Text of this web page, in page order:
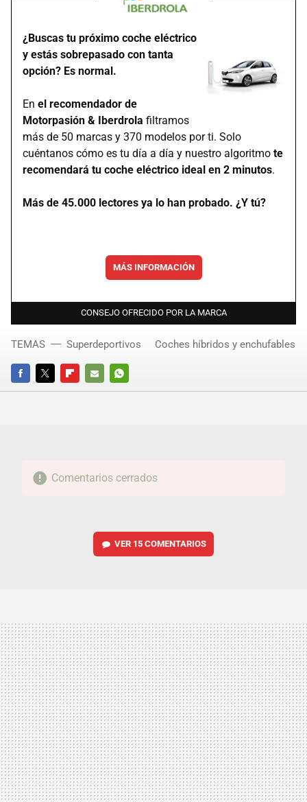
¿Buscas tu próximo coche eléctrico
y estás sobrepasado con tanta
opción? Es normal.
En el recomendador de
Motorpasión & Iberdrola filtramos
más de 50 marcas y 370 modelos por ti. Solo
cuéntanos cómo es tu día a día y nuestro algoritmo te
recomendará tu coche eléctrico ideal en 2 minutos.
Más de 45.000 lectores ya lo han probado. ¿Y tú?
MÁS INFORMACIÓN
CONSEJO OFRECIDO POR LA MARCA
FACEBOOKTWITTERFLIPBOARD
E-
WHATSAPP
TEMAS Superdeportivos Coches híbridos y enchufables
Comentarios cerrados
VER 15 COMENTARIOS